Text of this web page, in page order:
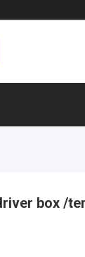
box /